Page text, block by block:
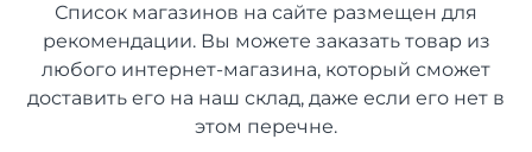
Список магазинов на сайте размещен для
рекомендации. Вы можете заказать товар из
любого интернет-магазина, который сможет
доставить его на наш склад, даже если его нет в
этом перечне.